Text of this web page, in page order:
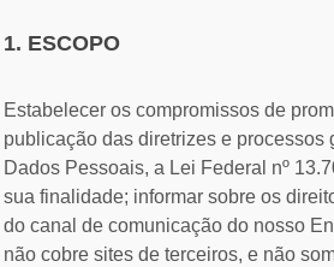
1. ESCOPO
Estabelecer os compromissos de
publicação das diretrizes e
Dados Pessoais, a Lei Federal nº
sua finalidade; informar sobre os
do canal de comunicação do nosso
não cobre sites de terceiros, e não